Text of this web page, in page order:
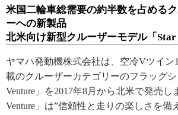
米国二輪車総需要の約半数を占める
ーへの新製品
北米向け新型クルーザーモデル「
ヤマハ発動機株式会社は、空冷Vツイン
載のクルーザーカテゴリーのフラッグ
Venture」を2017年8月から北米で発売し
Venture」は”信頼性と走りの楽しさを備